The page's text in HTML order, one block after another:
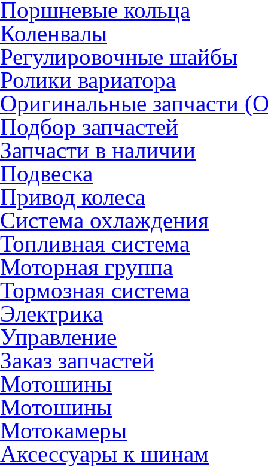
Поршневые кольца
Коленвалы
Регулировочные шайбы
Ролики вариатора
Оригинальные запчасти
Подбор запчастей
Запчасти в наличии
Подвеска
Привод колеса
Система охлаждения
Топливная система
Моторная группа
Тормозная система
Электрика
Управление
Заказ запчастей
Мотошины
Мотошины
Мотокамеры
Аксессуары к шинам